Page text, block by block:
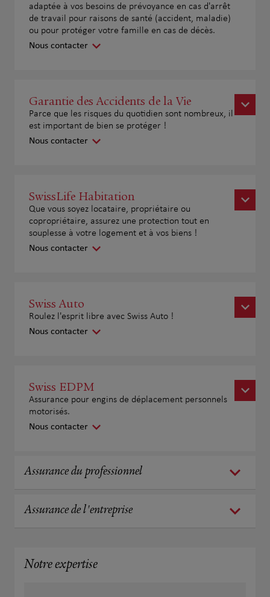
adaptée à vos besoins de prévoyance en cas d'arrêt
de travail pour raisons de santé (accident, maladie)
ou pour protéger votre famille en cas de décès.
Nous contacter
Garantie des Accidents de la Vie
Parce que les risques du quotidien sont nombreux, il
est important de bien se protéger !
Nous contacter
SwissLife Habitation
Que vous soyez locataire, propriétaire ou
copropriétaire, assurez une protection tout en
souplesse à votre logement et à vos biens !
Nous contacter
Swiss Auto
Roulez l'esprit libre avec Swiss Auto !
Nous contacter
Swiss EDPM
Assurance pour engins de déplacement personnels
motorisés.
Nous contacter
Assurance du professionnel
Assurance de l'entreprise
Notre expertise